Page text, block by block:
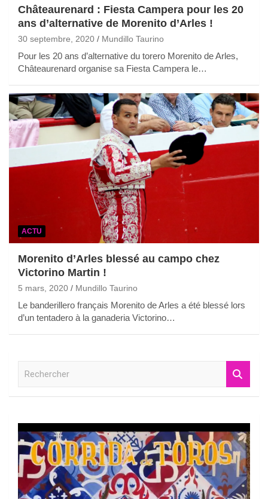
Châteaurenard : Fiesta Campera pour les 20
ans d’alternative de Morenito d’Arles !
30 septembre, 2020 Mundillo Taurino
Pour les 20 ans d’alternative du torero Morenito de Arles,
Châteaurenard organise sa Fiesta Campera le…
ACTU
Morenito d’Arles blessé au campo chez
Victorino Martin !
5 mars, 2020 Mundillo Taurino
Le banderillero français Morenito de Arles a été blessé lors
d’un tentadero à la ganaderia Victorino…
r
c
h
e
r